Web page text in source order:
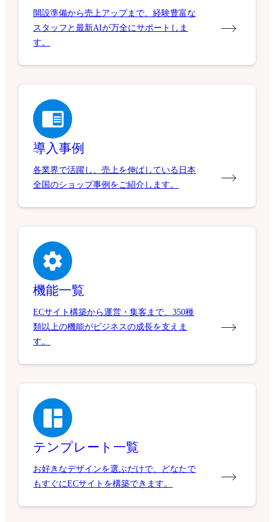
開設準備から売上アップまで、経験豊富な
スタッフと最新AIが万全にサポートしま
す。
導入事例
各業界で活躍し、売上を伸ばしている日本
全国のショップ事例をご紹介します。
機能一覧
ECサイト構築から運営・集客まで、350種
類以上の機能がビジネスの成長を支えま
す。
テンプレート一覧
お好きなデザインを選ぶだけで、どなたで
もすぐにECサイトを構築できます。